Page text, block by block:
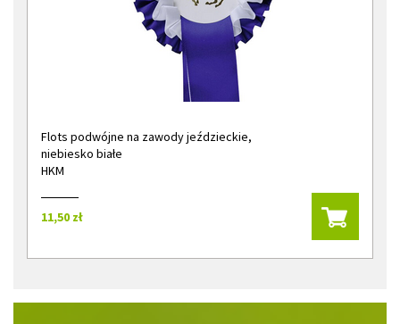
Flots podwójne na zawody jeździeckie,
niebiesko białe
HKM
11,50 zł